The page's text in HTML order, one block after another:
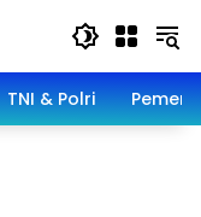
TNI & Polri